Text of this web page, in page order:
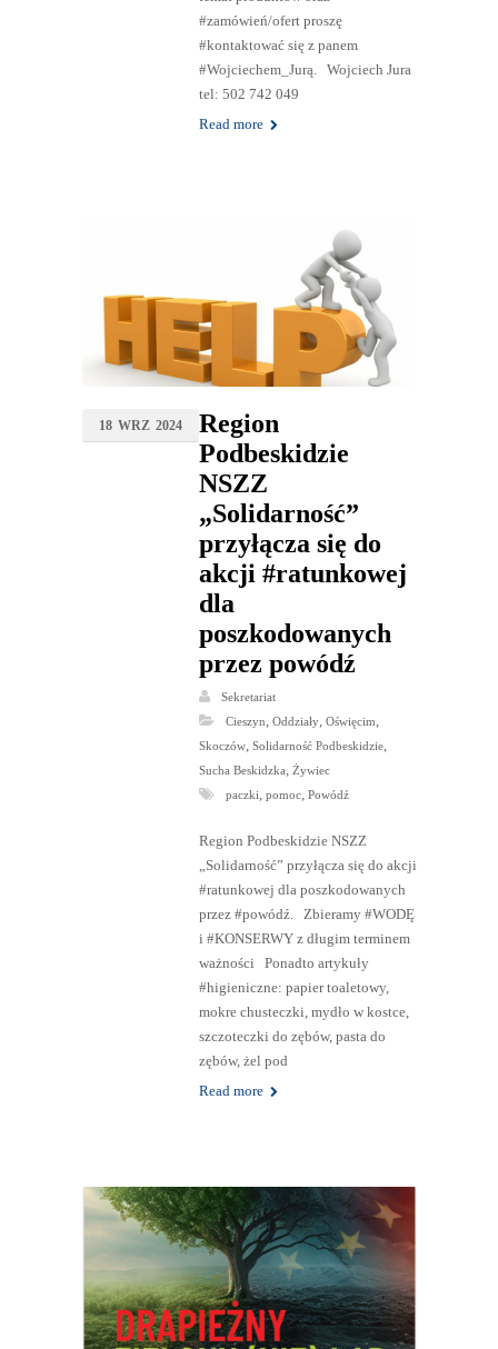
#zamówień/ofert proszę
#kontaktować się z panem
#Wojciechem_Jurą. Wojciech Jura
tel: 502 742 049
Read more
18 WRZ 2024
Region
Podbeskidzie
NSZZ
„Solidarność”
przyłącza się do
akcji #ratunkowej
dla
poszkodowanych
przez powódź
Sekretariat
Cieszyn, Oddziały, Oświęcim,
Skoczów, Solidarność Podbeskidzie,
Sucha Beskidzka, Żywiec
paczki, pomoc, Powódź
Region Podbeskidzie NSZZ
„Solidarność” przyłącza się do akcji
#ratunkowej dla poszkodowanych
przez #powódź. Zbieramy #WODĘ
i #KONSERWY z długim terminem
ważności Ponadto artykuły
#higieniczne: papier toaletowy,
mokre chusteczki, mydło w kostce,
szczoteczki do zębów, pasta do
zębów, żel pod
Read more